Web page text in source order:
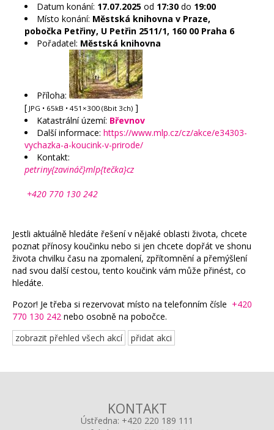
Datum konání: 17.07.2025 od 17:30 do 19:00
Místo konání: Městská knihovna v Praze,
pobočka Petřiny, U Petřin 2511/1, 160 00 Praha 6
Pořadatel: Městská knihovna
Příloha:
[ JPG • 65kB • 451×300 (8bit 3ch) ]
Katastrální území: Břevnov
Další informace: https://www.mlp.cz/cz/akce/e34303-
vychazka-a-koucink-v-prirode/
Kontakt:
petriny{zavináč}mlp{tečka}cz
+420 770 130 242
Jestli aktuálně hledáte řešení v nějaké oblasti života, chcete
poznat přínosy koučinku nebo si jen chcete dopřát ve shonu
života chvilku času na zpomalení, zpřítomnění a přemýšlení
nad svou další cestou, tento koučink vám může přinést, co
hledáte.
Pozor! Je třeba si rezervovat místo na telefonním čísle +420
770 130 242 nebo osobně na pobočce.
zobrazit přehled všech akcí
přidat akci
KONTAKT
Ústředna: +420 220 189 111